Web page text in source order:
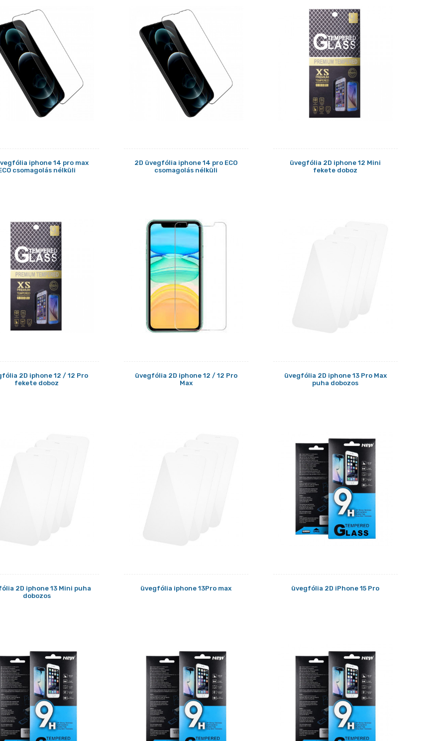
iphone 14 pro max
csomagolás nélküli
2D üvegfólia iphone 14 pro ECO
csomagolás nélküli
üvegfólia 2D iphone 12 Mini
fekete doboz
2D iphone 12 / 12 Pro
fekete doboz
üvegfólia 2D iphone 12 / 12 Pro
Max
üvegfólia 2D iphone 13 Pro Max
puha dobozos
2D iphone 13 Mini puha
dobozos
üvegfólia iphone 13Pro max üvegfólia 2D iPhone 15 Pro